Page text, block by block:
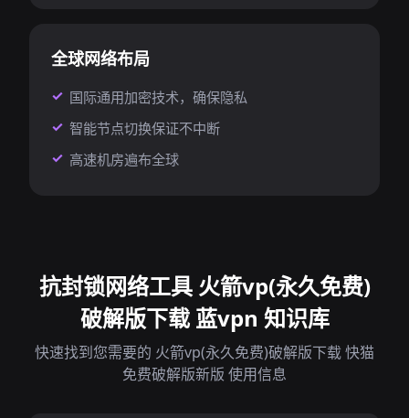
全球网络布局
国际通用加密技术，确保隐私
智能节点切换保证不中断
高速机房遍布全球
抗封锁网络工具 火箭vp(永久免费)
破解版下载 蓝vpn 知识库
快速找到您需要的 火箭vp(永久免费)破解版下载 快猫
免费破解版新版 使用信息